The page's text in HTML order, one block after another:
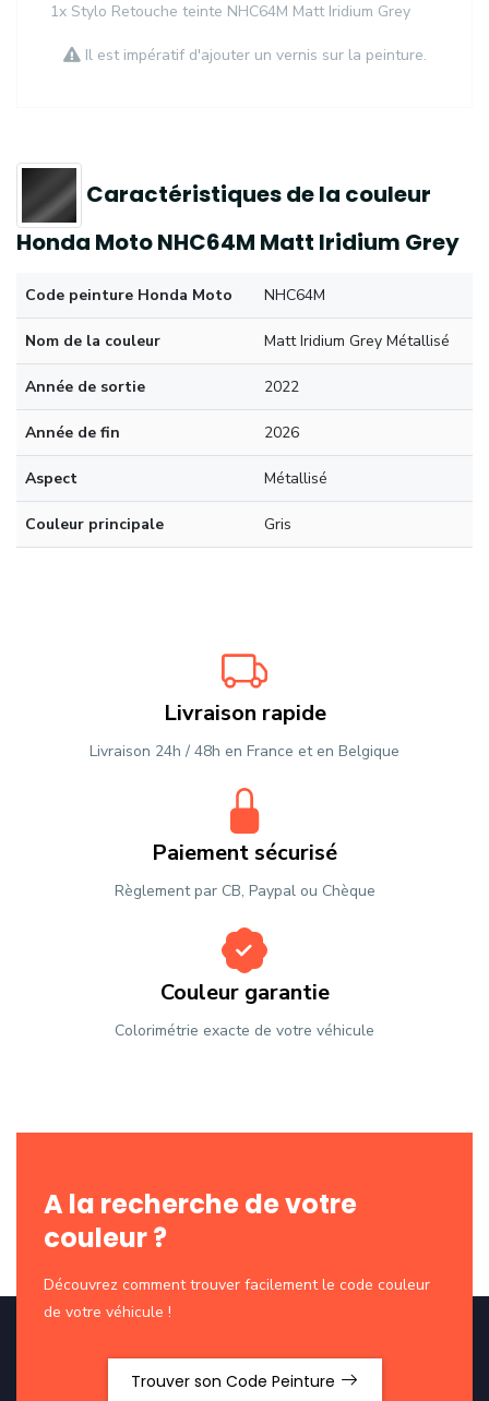
1x Stylo Retouche teinte NHC64M Matt Iridium Grey
Il est impératif d'ajouter un vernis sur la peinture.
Caractéristiques de la couleur
Honda Moto NHC64M Matt Iridium Grey
Code peinture Honda Moto NHC64M
Nom de la couleur Matt Iridium Grey Métallisé
Année de sortie 2022
Année de fin 2026
Aspect Métallisé
Couleur principale Gris
Livraison rapide
Livraison 24h / 48h en France et en Belgique
Paiement sécurisé
Règlement par CB, Paypal ou Chèque
Couleur garantie
Colorimétrie exacte de votre véhicule
A la recherche de votre
couleur ?
Découvrez comment trouver facilement le code couleur
de votre véhicule !
Trouver son Code Peinture